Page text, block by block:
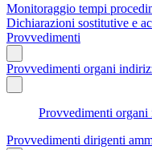
Monitoraggio tempi
Dichiarazioni sostitutive e
Provvedimenti
Provvedimenti organi
Provvedimenti
Provvedimenti dirigenti